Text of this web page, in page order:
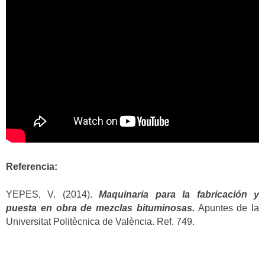
Referencia:
YEPES, V. (2014).Maquinaria para la fabricación y
puesta en obra de mezclas bituminosas. Apuntes de la
Universitat Politècnica de València. Ref. 749.